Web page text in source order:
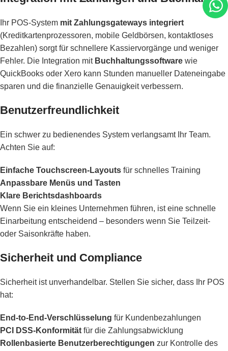
Ihr POS-System mit Zahlungsgateways integriert
(Kreditkartenprozessoren, mobile Geldbörsen, kontaktloses
Bezahlen) sorgt für schnellere Kassiervorgänge und weniger
Fehler. Die Integration mit Buchhaltungssoftware wie
QuickBooks oder Xero kann Stunden manueller Dateneingabe
sparen und die finanzielle Genauigkeit verbessern.
Benutzerfreundlichkeit
Ein schwer zu bedienendes System verlangsamt Ihr Team.
Achten Sie auf:
Einfache Touchscreen-Layouts für schnelles Training
Anpassbare Menüs und Tasten
Klare Berichtsdashboards
Wenn Sie ein kleines Unternehmen führen, ist eine schnelle
Einarbeitung entscheidend – besonders wenn Sie Teilzeit-
oder Saisonkräfte haben.
Sicherheit und Compliance
Sicherheit ist unverhandelbar. Stellen Sie sicher, dass Ihr POS
hat:
End-to-End-Verschlüsselung für Kundenbezahlungen
PCI DSS-Konformität für die Zahlungsabwicklung
Rollenbasierte Benutzerberechtigungen zur Kontrolle des